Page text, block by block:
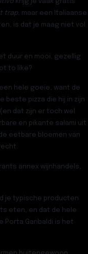
krijg je vaak gratis
trap, maar een Italiaanse
is dat je maag niet vol
duur en mooi, gezellig
to like?
hele goeie, want de
beste pizza die hij in zijn
dat zijn er toch wel
en pikante salami uit
eetbare bloemen van
annex wijnhandels,
je typische producten
eten, en dat de hele
Porta Garibaldi is het